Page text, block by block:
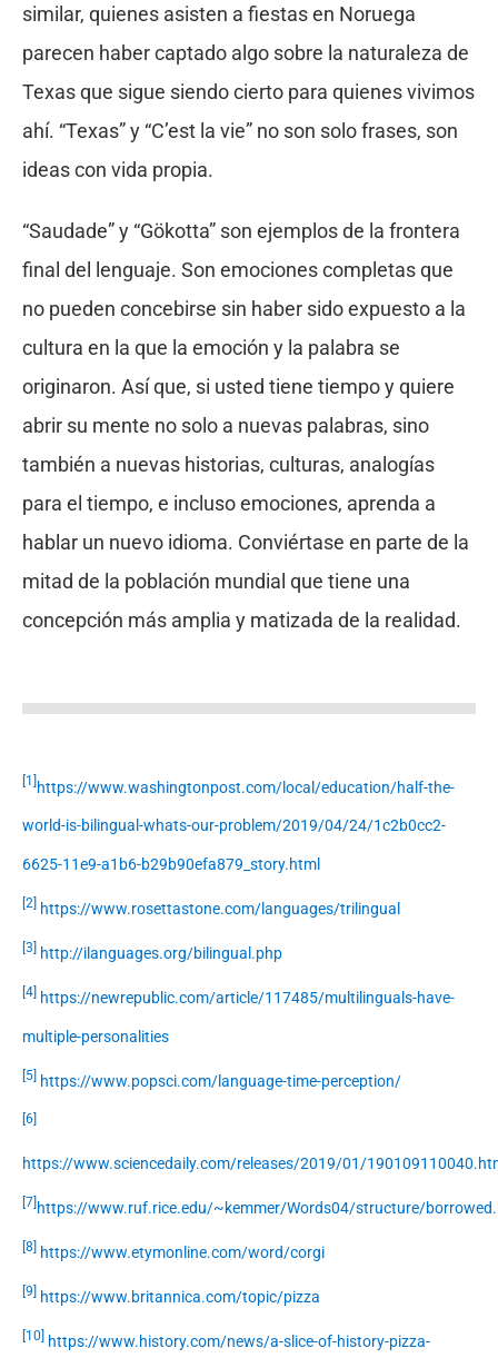
similar, quienes asisten a fiestas en Noruega
parecen haber captado algo sobre la naturaleza de
Texas que sigue siendo cierto para quienes vivimos
ahí. “Texas” y “C’est la vie” no son solo frases, son
ideas con vida propia.
“Saudade” y “Gökotta” son ejemplos de la frontera
final del lenguaje. Son emociones completas que
no pueden concebirse sin haber sido expuesto a la
cultura en la que la emoción y la palabra se
originaron. Así que, si usted tiene tiempo y quiere
abrir su mente no solo a nuevas palabras, sino
también a nuevas historias, culturas, analogías
para el tiempo, e incluso emociones, aprenda a
hablar un nuevo idioma. Conviértase en parte de la
mitad de la población mundial que tiene una
concepción más amplia y matizada de la realidad.
[1] https://www.washingtonpost.com/local/education/half-the-
world-is-bilingual-whats-our-problem/2019/04/24/1c2b0cc2-
6625-11e9-a1b6-b29b90efa879_story.html
[2] https://www.rosettastone.com/languages/trilingual
[3] http://ilanguages.org/bilingual.php
[4] https://newrepublic.com/article/117485/multilinguals-have-
multiple-personalities
[5] https://www.popsci.com/language-time-perception/
[6]
https://www.sciencedaily.com/releases/2019/01/
[7] https://www.ruf.rice.edu/~kemmer/Words04/structure/
[8] https://www.etymonline.com/word/corgi
[9] https://www.britannica.com/topic/pizza
[10] https://www.history.com/news/a-slice-of-history-pizza-